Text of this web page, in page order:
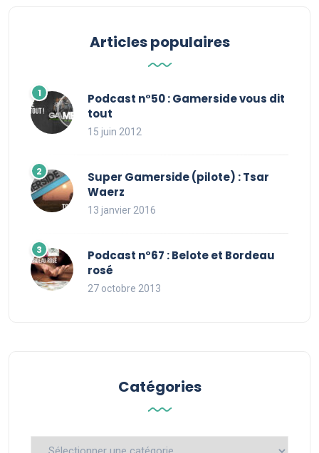
Articles populaires
Podcast n°50 : Gamerside vous dit
tout
15 juin 2012
Super Gamerside (pilote) : Tsar
Waerz
13 janvier 2016
Podcast n°67 : Belote et Bordeau
rosé
27 octobre 2013
Catégories
Catégories